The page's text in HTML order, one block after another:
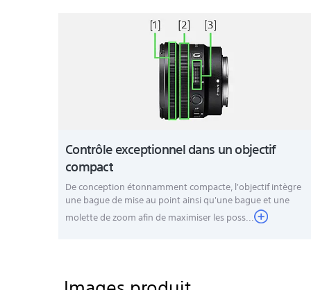
Contrôle exceptionnel dans un objectif
compact
De conception étonnamment compacte, l'objectif intègre
une bague de mise au point ainsi qu'une bague et une
molette de zoom afin de maximiser les poss...